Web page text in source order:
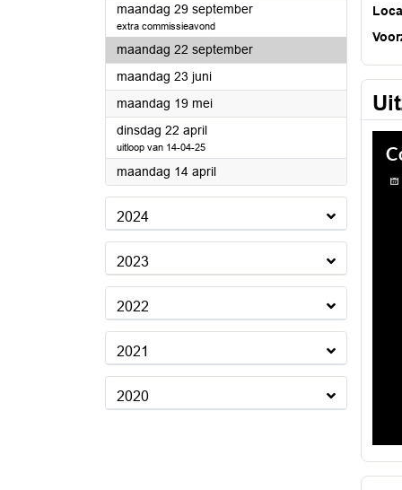
maandag 29 september2025
extra commissieavond
maandag 22 september2025
maandag 23 juni2025
maandag 19 mei2025
dinsdag 22 april2025
uitloop van 14-04-25
maandag 14 april2025
2024
2023
2022
2021
2020